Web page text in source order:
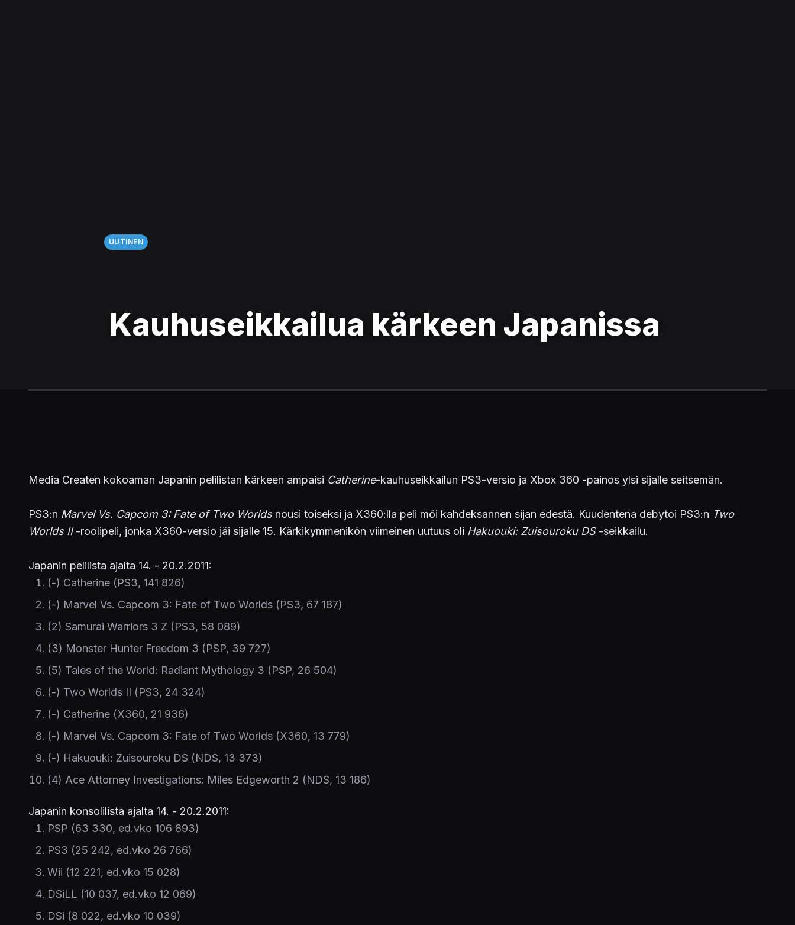
UUTINEN
Kauhuseikkailua kärkeen Japanissa
Media Createn kokoaman Japanin pelilistan kärkeen ampaisi Catherine-kauhuseikkailun PS3-versio ja Xbox 360 -painos ylsi sijalle seitsemän.
PS3:n Marvel Vs. Capcom 3: Fate of Two Worldsnousi toiseksi ja X360:lla peli möi kahdeksannen sijan edestä. Kuudentena debytoi PS3:n Two
Worlds II-roolipeli, jonka X360-versio jäi sijalle 15. Kärkikymmenikön viimeinen uutuus oli Hakuouki: Zuisouroku DS-seikkailu.
Japanin pelilista ajalta 14. - 20.2.2011:
(-) Catherine (PS3, 141 826)
(-) Marvel Vs. Capcom 3: Fate of Two Worlds (PS3, 67 187)
(2) Samurai Warriors 3 Z (PS3, 58 089)
(3) Monster Hunter Freedom 3 (PSP, 39 727)
(5) Tales of the World: Radiant Mythology 3 (PSP, 26 504)
(-) Two Worlds II (PS3, 24 324)
(-) Catherine (X360, 21 936)
(-) Marvel Vs. Capcom 3: Fate of Two Worlds (X360, 13 779)
(-) Hakuouki: Zuisouroku DS (NDS, 13 373)
(4) Ace Attorney Investigations: Miles Edgeworth 2 (NDS, 13 186)
Japanin konsolilista ajalta 14. - 20.2.2011:
PSP (63 330, ed.vko 106 893)
PS3 (25 242, ed.vko 26 766)
Wii (12 221, ed.vko 15 028)
DSiLL (10 037, ed.vko 12 069)
DSi (8 022, ed.vko 10 039)